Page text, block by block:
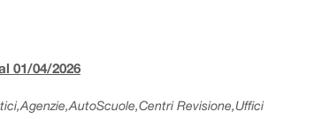
01/04/2026
Revisione,Uffici